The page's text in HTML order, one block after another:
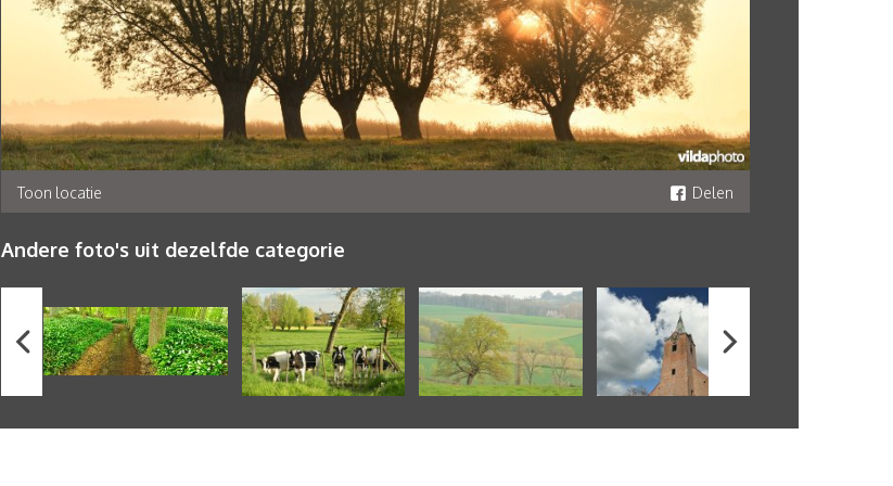
Toon locatie Delen
Andere foto's uit dezelfde categorie